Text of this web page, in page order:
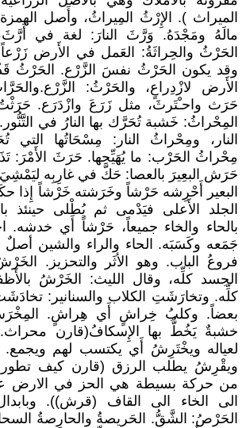
الميراث ). الإِرْثُ المِيراثُ، وأَصل
مالَهُ ومَجْدَهُ. وَرَّثَ النارَ: لغة في
الحَرْثُ والحِراثَةُ: العَمل في الأَرض
وقد يكون الحَرْثُ نفسَ الزَّرْع. الحَرْثُ
الأَرض لازْدِراعٍ، والحَرْثُ:
حَرَث واحـْتَرثَ، مثل زَرَعَ وازْدَرَع. حَرَثْتُ
المِحْراثُ: خَشبة تُحَرَّك بها النارُ في
النار، ومِحْراثُ النار: مِسْحَاتُها التي
مِحْراثُ الحَرْب: ما يُهَيِّجها. حَرَثَ الأَمْرَ:
حَرَش البعِيرَ بالعصا: حَكَّ في غارِبِه
البعير أَحْرِشه حَرْشاً وخَرَشته خَرْشاً إِذا
الجلد الأَعلى فيَدْمى ثم يُطْلى حينئذ
بالحاء والخاء جميعاً، حَرْشاً أَي
جَمَعه وكَسَبَه. الحاء والراء والشين أصلٌ
فروعُ الباب. وهو الأثَر والتحزيز.
الجسد كلِّه، وقال الليث: الخَرْشُ
كلِّه. وتخارَشَتِ الكلاب والسنانير:
بعضاً. وكلبُ خِراشٍ أَي هِراشٍ.
خشبةٌ يَخُطٌّ بها الإِسكافُ(قارن
لعياله ويخْتَرِشُ أَي يكتسب لهم
ويقْرِشُ يطلب الرزق (قارن كيف تطورت
من حركة بسيطة هي الحز في الارض
الى الخاء الى القاف (قرش)).
الحَرْصُ: الشَّقُّ. الحَريصةُ والحارِصةُ